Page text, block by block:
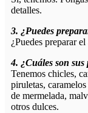
detalles.
3. ¿Puedes
¿Puedes preparar
4. ¿Cuáles son
Tenemos chicles,
piruletas,
de mermelada,
otros dulces.